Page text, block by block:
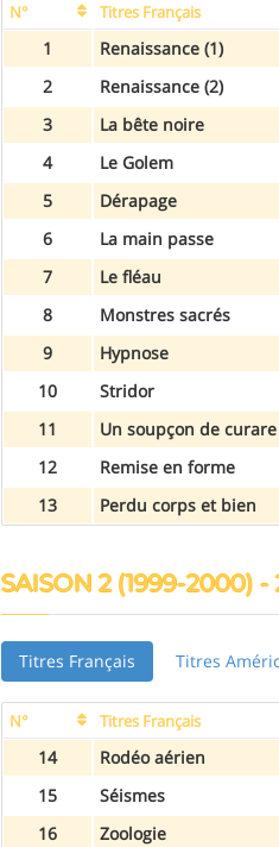
N° Titres Français
1
Renaissance (1)
2
Renaissance (2)
3
La bête noire
4
Le Golem
5
Dérapage
6
La main passe
7
Le fléau
8
Monstres sacrés
9
Hypnose
10
Stridor
11
Un soupçon de curare
12
Remise en forme
13
Perdu corps et bien
SAISON 2 (1999-2000) -
Titres Français Titres
N° Titres Français
14
Rodéo aérien
15
Séismes
16
Zoologie